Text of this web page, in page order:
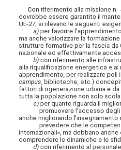
Con riferimento alla missione n.
dovrebbe essere garantito il
UE-27, si rilevano le seguenti
a) per favorire
ma anche valorizzare la
strutture formative per la fascia
nazionale ed effettivamente
b) con riferimento alle
alla riqualificazione energetica e
apprendimento, per realizzare
campus , biblioteche, etc.)
fattori di rigenerazione urbana e
tutta la popolazione non solo
c) per quanto riguarda il
promuovere l'accesso degli
anche migliorando
prevedere che le competenze
internazionali», ma debbano
comprendere le dinamiche e le
d) con riferimento al